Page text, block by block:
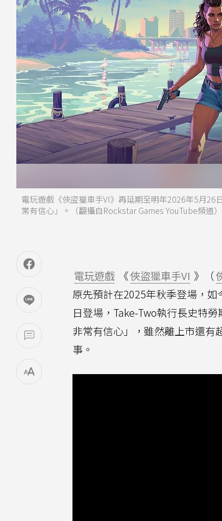
電玩遊戲《俠盜獵車手VI》再延期至明年2026年5月
常有信心」。（翻攝自Rockstar Games YouTube頻道）
電玩遊戲 《俠盜獵車手VI 》（
原先預計在2025年秋季登場，如
日登場，Take-Two執行長史特
非常有信心」，雖然離上市還有
事。